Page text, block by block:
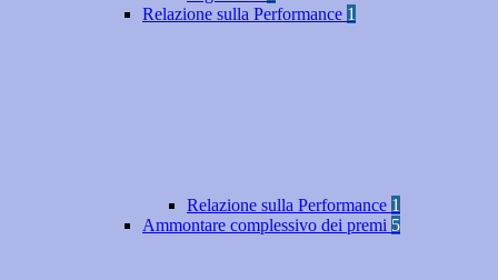
Relazione sulla Performance 1
Relazione sulla Performance 1
Ammontare complessivo dei premi 5